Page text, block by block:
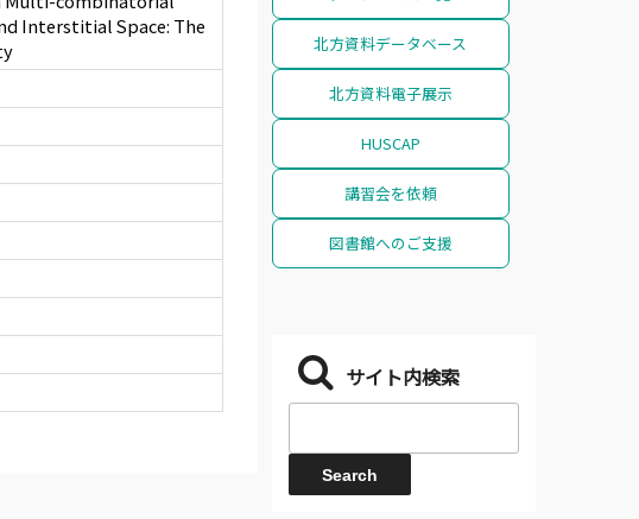
Interstitial Space: The
北方資料データベース
北方資料電子展示
HUSCAP
講習会を依頼
図書館へのご支援
サイト内検索